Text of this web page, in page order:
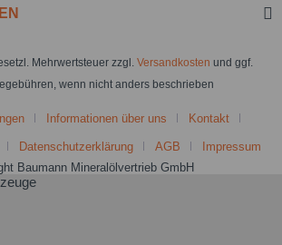
Mehrwertsteuer zzgl. Versandkosten und ggf.
wenn nicht anders beschrieben
Informationen über uns Kontakt
Datenschutzerklärung AGB
Impressum
Baumann Mineralölvertrieb GmbH